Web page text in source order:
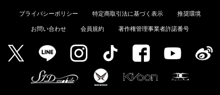
プライバシーポリシー 特定商取引法に基づく表示 推奨環境
お問い合わせ 会員規約 著作権管理事業者許諾番号